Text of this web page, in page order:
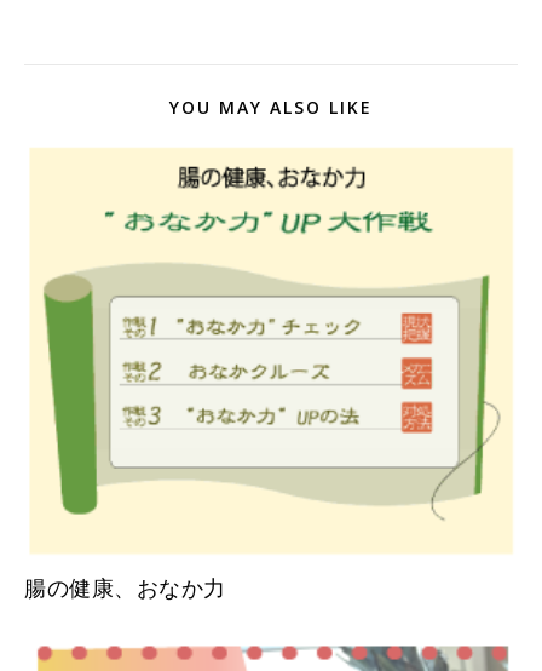
YOU MAY ALSO LIKE
腸の健康、おなか力